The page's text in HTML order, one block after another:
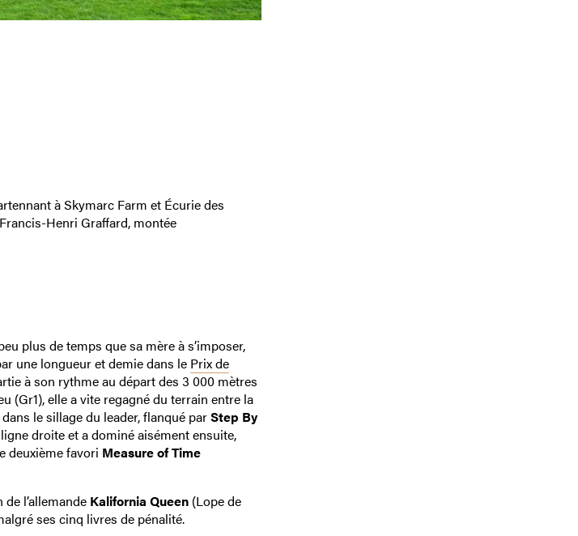
à Skymarc Farm et Écurie des
Henri Graffard, montée
plus de temps que sa mère à s’imposer,
une longueur et demie dans le Prix de
à son rythme au départ des 3 000 mètres
(Gr1), elle a vite regagné du terrain entre la
le sillage du leader, flanqué parStep By
droite et a dominé aisément ensuite,
deuxième favori Measure of Time
l’allemande Kalifornia Queen(Lope de
ses cinq livres de pénalité.